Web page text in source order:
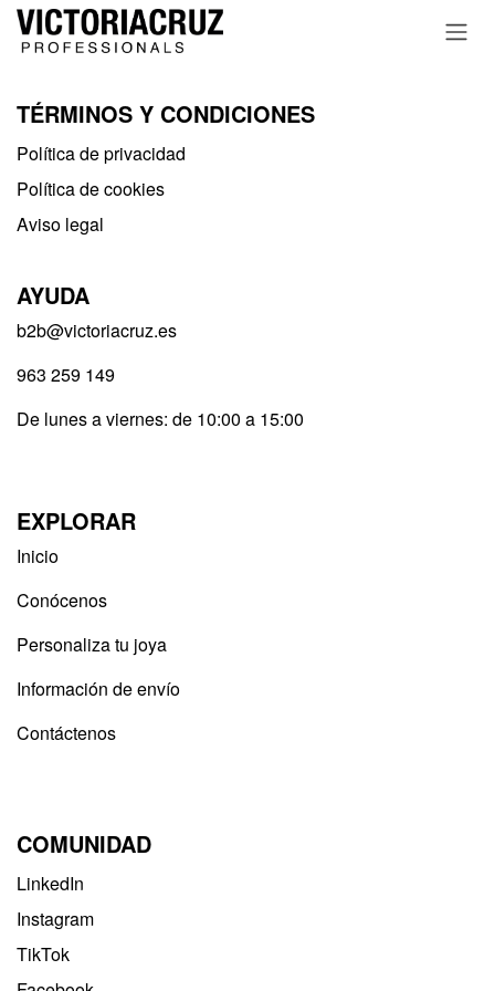
Ir al contenido
TÉRMINOS Y CONDICIONES
Política de privacidad​
Política de cookies
Aviso legal
AYUDA
b2b@victoriacruz.es
963 259 149
De lunes a viernes: de 10:00 a 15:00
EXPLORAR
Inicio
Conócenos
Personaliza tu joya
Información de envío
Contáctenos
COMUNIDAD
LinkedIn
Instagram
TikTok